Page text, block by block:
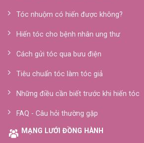
Tóc nhuộm có hiến được không?
Hiến tóc cho bệnh nhân ung thư
Cách gửi tóc qua bưu điện
Tiêu chuẩn tóc làm tóc giả
Những điều cần biết trước khi hiến tóc
FAQ - Câu hỏi thường gặp
MẠNG LƯỚI ĐỒNG HÀNH